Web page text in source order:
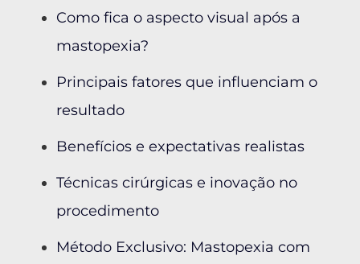
Como fica o aspecto visual após a
mastopexia?
Principais fatores que influenciam o
resultado
Benefícios e expectativas realistas
Técnicas cirúrgicas e inovação no
procedimento
Método Exclusivo: Mastopexia com